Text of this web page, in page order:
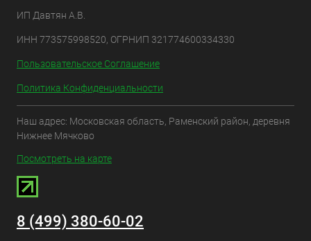
ИП Давтян А.В.
ИНН 773575998520, ОГРНИП 321774600334330
Пользовательское Соглашение
Политика Конфиденциальности
Наш адрес: Московская область, Раменский район, деревня
Нижнее Мячково
Посмотреть на карте
8 (499) 380-60-02